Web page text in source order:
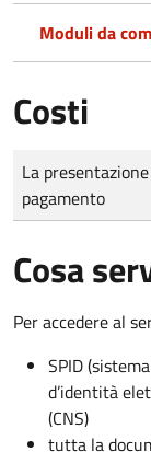
Moduli da
Costi
Tipo di pagamento
Importo
La
pagamento
Cosa
Per accedere al
SPID
d’identità
(CNS)
tutta la